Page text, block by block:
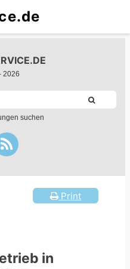
2026
suchen
Print
in